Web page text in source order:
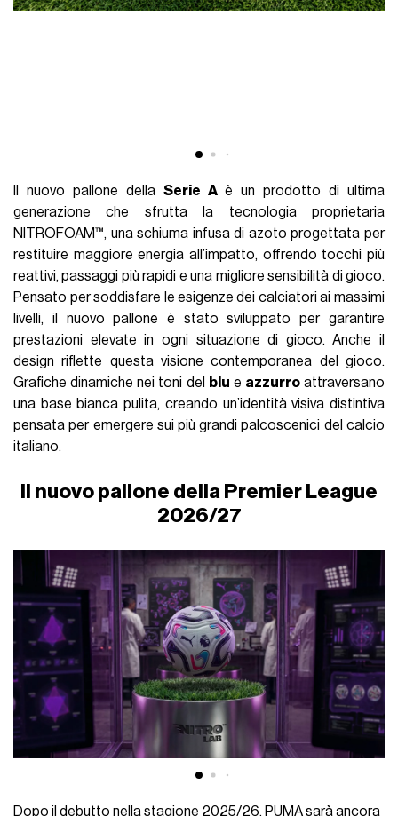
Il nuovo pallone della Serie Aè un prodotto di ultima
generazione che sfrutta la tecnologia proprietaria
NITROFOAM™, una schiuma infusa di azoto progettata per
restituire maggiore energia all’impatto, offrendo tocchi più
reattivi, passaggi più rapidi e una migliore sensibilità di gioco.
Pensato per soddisfare le esigenze dei calciatori ai massimi
livelli, il nuovo pallone è stato sviluppato per garantire
prestazioni elevate in ogni situazione di gioco. Anche il
design riflette questa visione contemporanea del gioco.
Grafiche dinamiche nei toni del
blu e azzurroattraversano
una base bianca pulita, creando un’identità visiva distintiva
pensata per emergere sui più grandi palcoscenici del calcio
italiano.
Il nuovo pallone della Premier League
2026/27
Dopo il debutto nella stagione 2025/26, PUMA sarà ancora